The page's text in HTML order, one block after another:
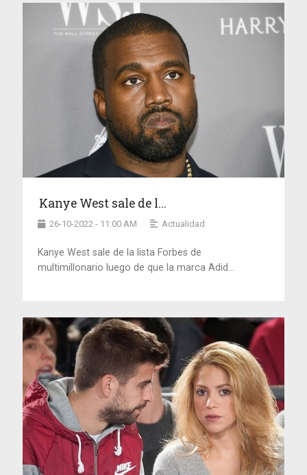
Kanye West sale de l...
26-10-2022 - 11:00 AM Actualidad
Kanye West sale de la lista Forbes de
multimillonario luego de que la marca Adid...